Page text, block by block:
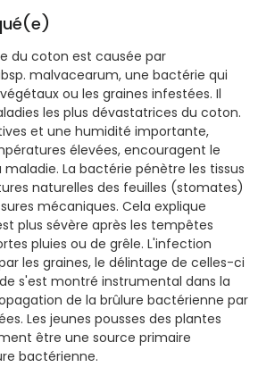
du coton est causée par
malvacearum, une bactérie qui
ou les graines infestées. Il
les plus dévastatrices du coton.
et une humidité importante,
élevées, encouragent le
La bactérie pénètre les tissus
naturelles des feuilles (stomates)
mécaniques. Cela explique
plus sévère après les tempêtes
pluies ou de grêle. L'infection
les graines, le délintage de celles-ci
s'est montré instrumental dans la
de la brûlure bactérienne par
Les jeunes pousses des plantes
être une source primaire
bactérienne.